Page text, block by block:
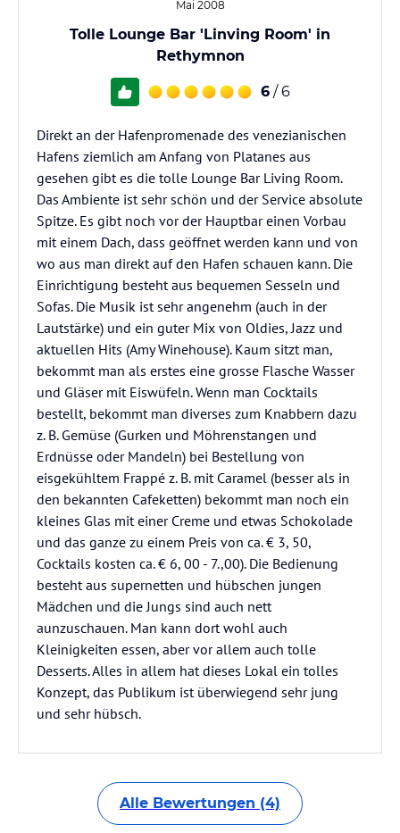
Mai 2008
Tolle Lounge Bar 'Linving Room' in
Rethymnon
6 / 6
Direkt an der Hafenpromenade des venezianischen
Hafens ziemlich am Anfang von Platanes aus
gesehen gibt es die tolle Lounge Bar Living Room.
Das Ambiente ist sehr schön und der Service absolute
Spitze. Es gibt noch vor der Hauptbar einen Vorbau
mit einem Dach, dass geöffnet werden kann und von
wo aus man direkt auf den Hafen schauen kann. Die
Einrichtigung besteht aus bequemen Sesseln und
Sofas. Die Musik ist sehr angenehm (auch in der
Lautstärke) und ein guter Mix von Oldies, Jazz und
aktuellen Hits (Amy Winehouse). Kaum sitzt man,
bekommt man als erstes eine grosse Flasche Wasser
und Gläser mit Eiswüfeln. Wenn man Cocktails
bestellt, bekommt man diverses zum Knabbern dazu
z. B. Gemüse (Gurken und Möhrenstangen und
Erdnüsse oder Mandeln) bei Bestellung von
eisgekühltem Frappé z. B. mit Caramel (besser als in
den bekannten Cafeketten) bekommt man noch ein
kleines Glas mit einer Creme und etwas Schokolade
und das ganze zu einem Preis von ca. € 3, 50,
Cocktails kosten ca. € 6, 00 - 7.,00). Die Bedienung
besteht aus supernetten und hübschen jungen
Mädchen und die Jungs sind auch nett
aunzuschauen. Man kann dort wohl auch
Kleinigkeiten essen, aber vor allem auch tolle
Desserts. Alles in allem hat dieses Lokal ein tolles
Konzept, das Publikum ist überwiegend sehr jung
und sehr hübsch.
Alle Bewertungen (4)